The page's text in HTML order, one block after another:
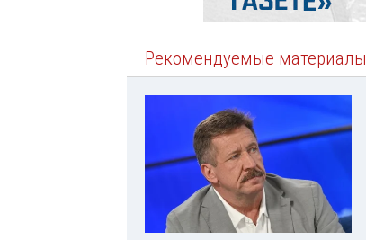
Рекомендуемые материалы